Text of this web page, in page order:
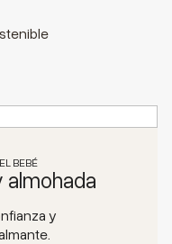
BEBÉ
almohada
y